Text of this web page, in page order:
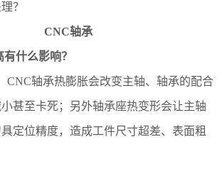
？
什么影响？
CNC轴承热膨胀会改变主轴、轴承的配合
甚至卡死；另外轴承座热变形会让主轴
定位精度，造成工件尺寸超差、表面粗